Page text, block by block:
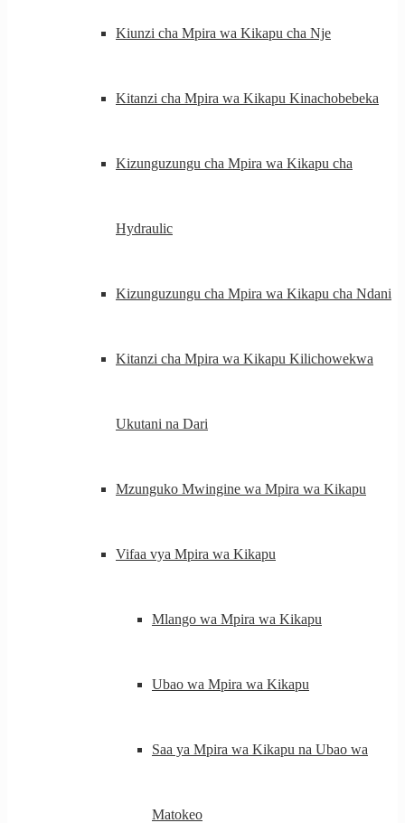
Kiunzi cha Mpira wa Kikapu cha Nje
Kitanzi cha Mpira wa Kikapu Kinachobebeka
Kizunguzungu cha Mpira wa Kikapu cha
Hydraulic
Kizunguzungu cha Mpira wa Kikapu cha Ndani
Kitanzi cha Mpira wa Kikapu Kilichowekwa
Ukutani na Dari
Mzunguko Mwingine wa Mpira wa Kikapu
Vifaa vya Mpira wa Kikapu
Mlango wa Mpira wa Kikapu
Ubao wa Mpira wa Kikapu
Saa ya Mpira wa Kikapu na Ubao wa
Matokeo